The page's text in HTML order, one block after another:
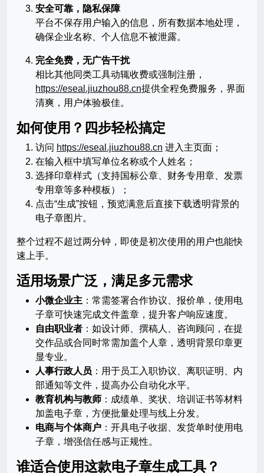
安全可靠，隐私保障
平台不保存用户输入的信息，所有数据本地处理，
确保企业名称、个人信息不被泄露。
完全免费，无广告干扰
相比其他同类工具动辄收费或强制注册，
https://eseal.jiuzhou88.cn提供全程免费服务，界面
清爽，用户体验极佳。
如何使用？四步轻松搞定
访问 https://eseal.jiuzhou88.cn 进入主页面；
在输入框中填写单位名称或个人姓名；
选择印章样式（支持国标公章、财务专用章、发票
专用章等多种模板）；
点击“生成”按钮，预览满意后直接下载透明背景的
电子章图片。
整个过程不超过两分钟，即使是初次使用的用户也能快
速上手。
适用场景广泛，满足多元需求
小微企业主 ：常需签署合作协议、报价单，使用电
子章可快速完成文件盖章，提升客户响应速度。
自由职业者 ：如设计师、撰稿人、咨询顾问，在提
交作品或合同时常需加盖个人章，透明背景印章更
显专业。
人事行政人员 ：用于员工入职协议、离职证明、内
部通知等文件，提高办公自动化水平。
教育机构与教师 ：成绩单、奖状、培训证书等材料
加盖电子章，方便批量处理与线上分发。
电商与个体商户 ：开具电子收据、发货单时使用电
子章，增强信任感与正规性。
谁适合使用这款电子章生成工具？